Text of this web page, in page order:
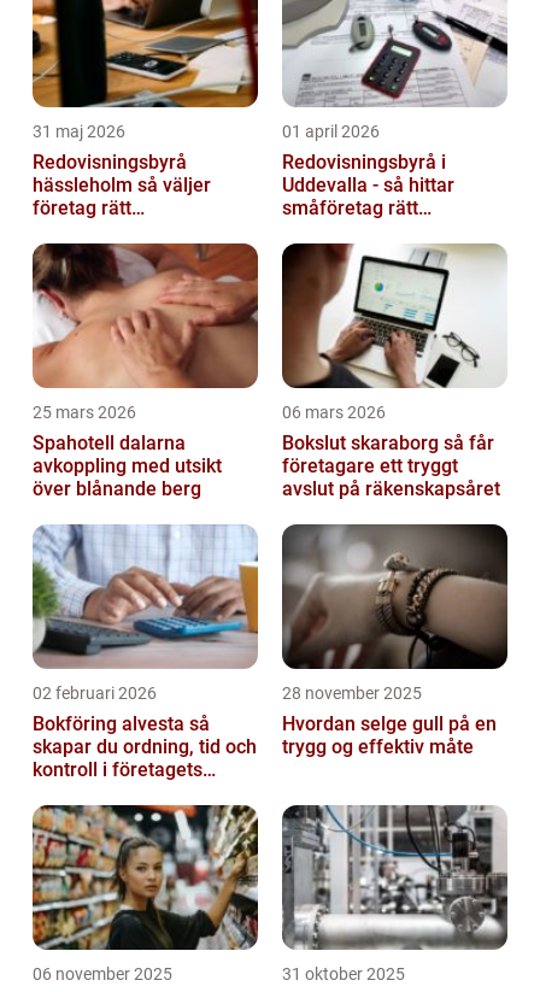
31 maj 2026
Redovisningsbyrå
hässleholm så väljer
företag rätt
01 april 2026
Redovisningsbyrå i
Uddevalla - så hittar
småföretag rätt
25 mars 2026
Spahotell dalarna
avkoppling med utsikt
över blånande berg
06 mars 2026
Bokslut skaraborg så får
företagare ett tryggt
avslut på räkenskapsåret
02 februari 2026
Bokföring alvesta så
skapar du ordning, tid och
kontroll i företagets
28 november 2025
Hvordan selge gull på en
trygg og effektiv måte
06 november 2025 31 oktober 2025